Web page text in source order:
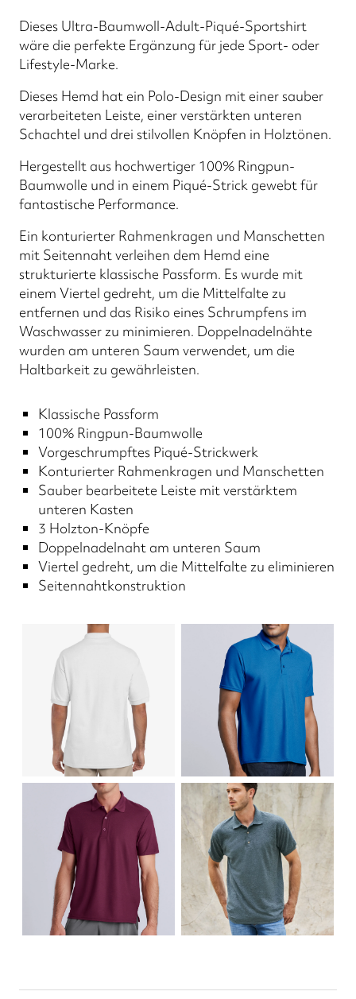
Dieses Ultra-Baumwoll-Adult-Piqué-Sportshirt
wäre die perfekte Ergänzung für jede Sport- oder
Lifestyle-Marke.
Dieses Hemd hat ein Polo-Design mit einer sauber
verarbeiteten Leiste, einer verstärkten unteren
Schachtel und drei stilvollen Knöpfen in Holztönen.
Hergestellt aus hochwertiger 100% Ringpun-
Baumwolle und in einem Piqué-Strick gewebt für
fantastische Performance.
Ein konturierter Rahmenkragen und Manschetten
mit Seitennaht verleihen dem Hemd eine
strukturierte klassische Passform. Es wurde mit
einem Viertel gedreht, um die Mittelfalte zu
entfernen und das Risiko eines Schrumpfens im
Waschwasser zu minimieren. Doppelnadelnähte
wurden am unteren Saum verwendet, um die
Haltbarkeit zu gewährleisten.
Klassische Passform
100% Ringpun-Baumwolle
Vorgeschrumpftes Piqué-Strickwerk
Konturierter Rahmenkragen und Manschetten
Sauber bearbeitete Leiste mit verstärktem
unteren Kasten
3 Holzton-Knöpfe
Doppelnadelnaht am unteren Saum
Viertel gedreht, um die Mittelfalte zu eliminieren
Seitennahtkonstruktion